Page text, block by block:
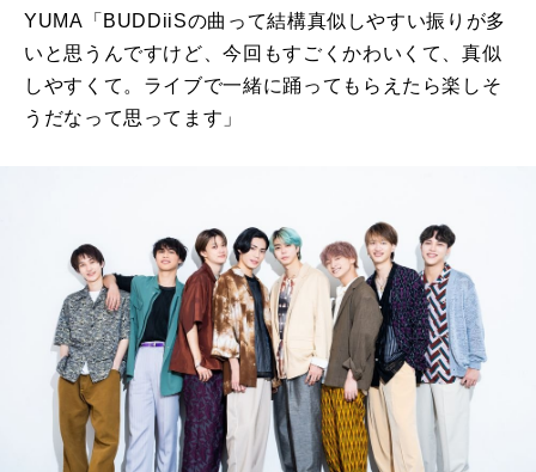
YUMA「 BUDDiiSの曲って結構真似しやすい振りが多
いと思うんですけど、今回もすごくかわいくて、真似
しやすくて。ライブで一緒に踊ってもらえたら楽しそ
うだなって思ってます」